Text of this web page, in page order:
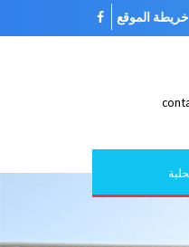
خريطة الموقع